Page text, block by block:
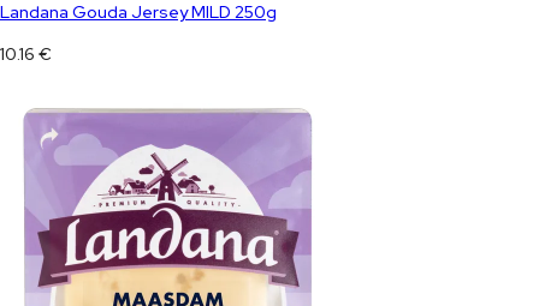
Landana Gouda Jersey MILD 250g
10.16 €